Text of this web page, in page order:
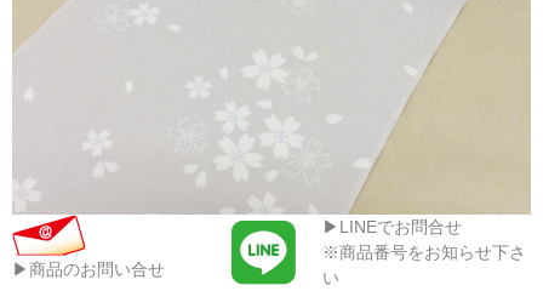
▶商品のお問い合せ
▶LINEでお問合せ
※商品番号をお知らせ下さ
い